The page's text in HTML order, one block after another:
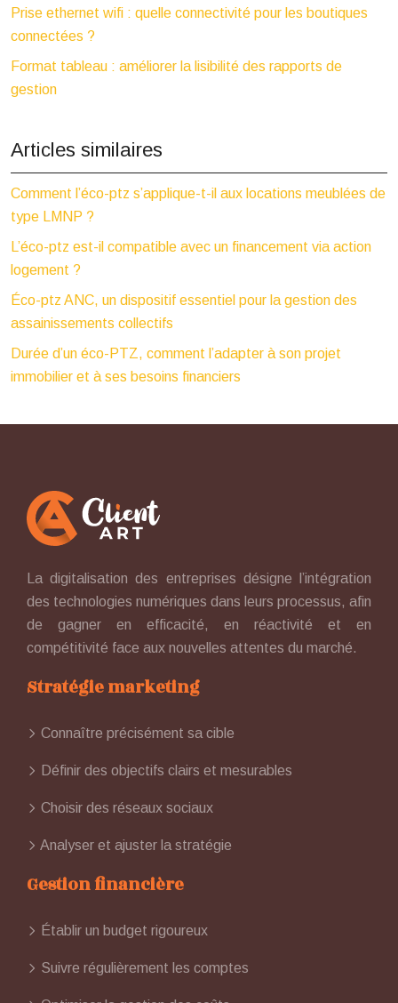
Prise ethernet wifi : quelle connectivité pour les boutiques
connectées ?
Format tableau : améliorer la lisibilité des rapports de
gestion
Articles similaires
Comment l’éco-ptz s’applique-t-il aux locations meublées de
type LMNP ?
L’éco-ptz est-il compatible avec un financement via action
logement ?
Éco-ptz ANC, un dispositif essentiel pour la gestion des
assainissements collectifs
Durée d’un éco-PTZ, comment l’adapter à son projet
immobilier et à ses besoins financiers
La digitalisation des entreprises désigne l’intégration
des technologies numériques dans leurs processus, afin
de gagner en efficacité, en réactivité et en
compétitivité face aux nouvelles attentes du marché.
Stratégie marketing
Connaître précisément sa cible
Définir des objectifs clairs et mesurables
Choisir des réseaux sociaux
Analyser et ajuster la stratégie
Gestion financière
Établir un budget rigoureux
Suivre régulièrement les comptes